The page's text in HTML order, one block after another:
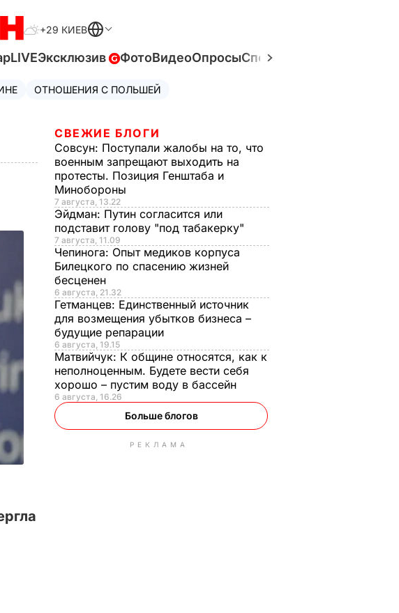
+29 КИЕВ
LIVEЭксклюзив ФотоВидеоОпросыСпецпроекты
ОТНОШЕНИЯ С ПОЛЬШЕЙ
СВЕЖИЕ БЛОГИ
Совсун: Поступали жалобы на то, что
военным запрещают выходить на
протесты. Позиция Генштаба и
Минобороны
7 августа, 13.22
Эйдман: Путин согласится или
подставит голову "под табакерку"
7 августа, 11.09
Чепинога: Опыт медиков корпуса
Билецкого по спасению жизней
бесценен
6 августа, 21.32
Гетманцев: Единственный источник
для возмещения убытков бизнеса –
будущие репарации
6 августа, 19.15
Матвийчук: К общине относятся, как к
неполноценным. Будете вести себя
хорошо – пустим воду в бассейн
6 августа, 16.26
Больше блогов
РЕКЛАМА